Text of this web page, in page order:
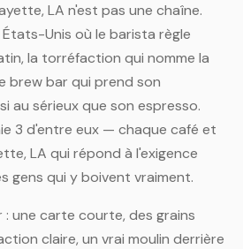
LA n'est pas une chaîne.
Unis où le barista règle
la torréfaction qui nomme la
brew bar qui prend son
au sérieux que son espresso.
3 d'entre eux — chaque café et
LA qui répond à l'exigence
gens qui y boivent vraiment.
une carte courte, des grains
claire, un vrai moulin derrière